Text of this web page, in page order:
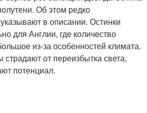
Об этом редко
в описании. Остинки
для Англии, где количество
из-за особенностей климата.
страдают от переизбытка света,
потенциал.